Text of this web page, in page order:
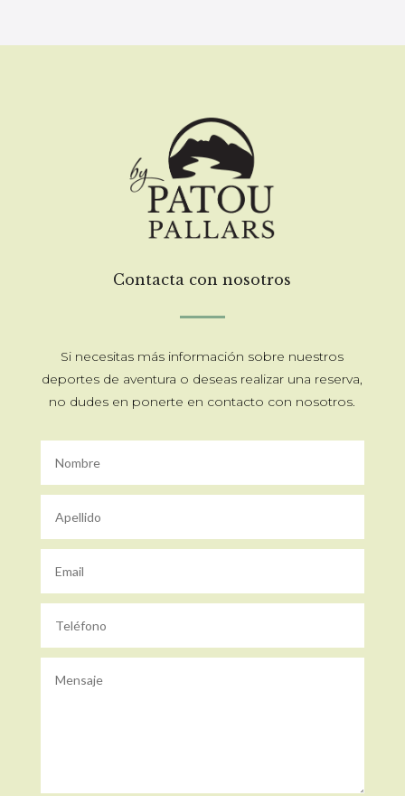
Contacta con nosotros
Si necesitas más información sobre nuestros
deportes de aventura o deseas realizar una reserva,
no dudes en ponerte en contacto con nosotros.